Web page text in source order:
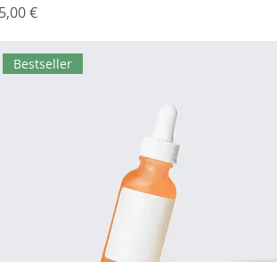
€
Bestseller